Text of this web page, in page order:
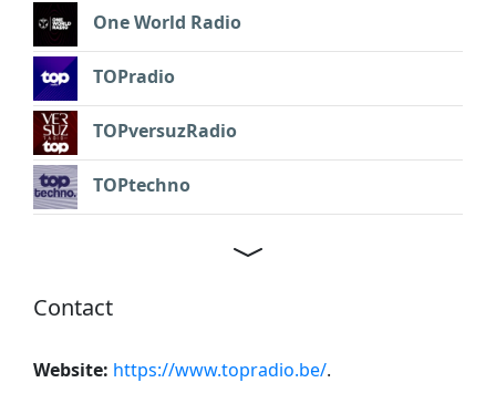
One World Radio
TOPradio
TOPversuzRadio
TOPtechno
Contact
Website: https://www.topradio.be/.